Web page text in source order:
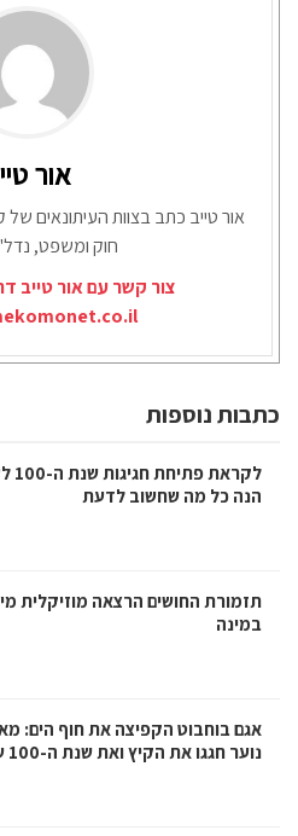
אור
אור טייב כתב בצוות העיתונאים של
חוק ומשפט,
צור קשר עם אור טייב
כתבות נוספות
הנה כל מה שחשוב לדעת
תזמורת החושים הרצאה מוזיקלית
במינה
אגם בוחבוט הקפיצה את חוף הים:
נוער חגגו את הקיץ ואת שנת ה-100 של בת-ים